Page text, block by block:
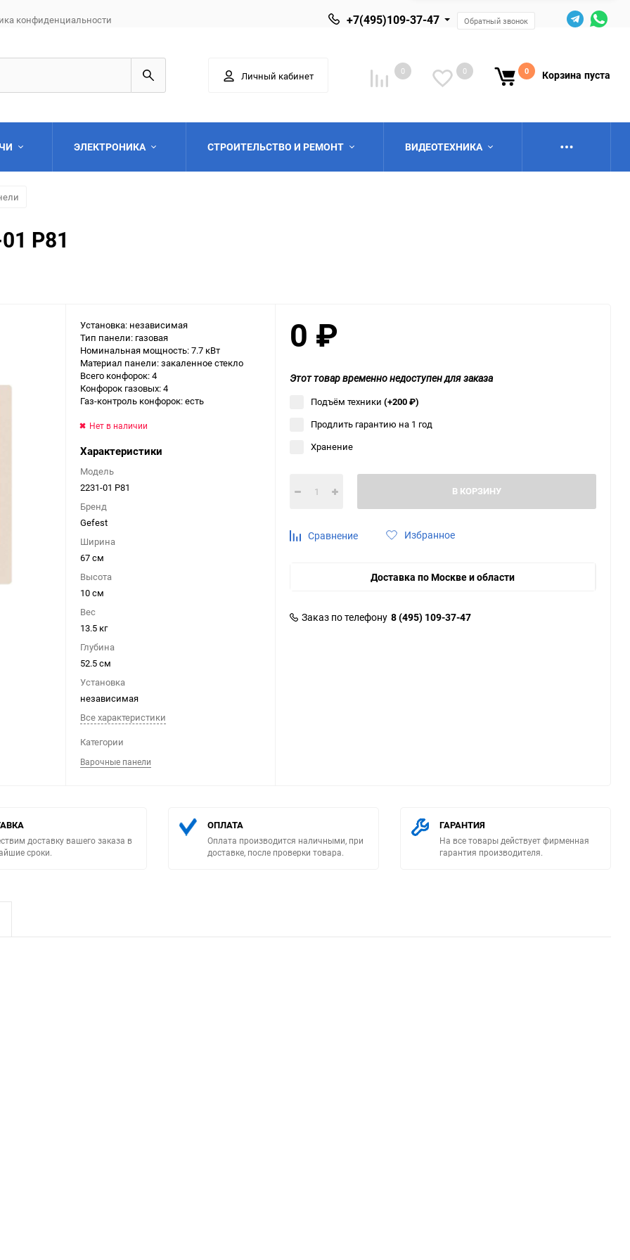
конфиденциальности +7(495)109-37-47 Обратный звонок
Личный кабинет 0 0 0 Корзина пуста
Выберите категорию
Выберите категорию
ЭЛЕКТРОНИКА СТРОИТЕЛЬСТВО И РЕМОНТ
Выберите категорию
ВИДЕОТЕХНИКА
Р81
Установка: независимая
Тип панели: газовая
Номинальная мощность: 7.7 кВт
Материал панели: закаленное стекло
Всего конфорок: 4
Конфорок газовых: 4
Газ-контроль конфорок: есть
Нет в наличии
Характеристики
Модель
2231-01 Р81
Бренд
Gefest
Ширина
67 см
Высота
10 см
Вес
13.5 кг
Глубина
52.5 см
Установка
независимая
Все характеристики
Категории
Варочные панели
0 ₽
Этот товар временно недоступен для заказа
Подъём техники (+200₽)
Продлить гарантию на 1 год
Хранение
В КОРЗИНУ
Сравнение Избранное
Доставка по Москве и области
Заказ по телефону 8 (495) 109-37-47
доставку вашего заказа в
сроки.
ОПЛАТА
Оплата производится наличными, при
доставке, после проверки товара.
ГАРАНТИЯ
На все товары действует фирменная
гарантия производителя.